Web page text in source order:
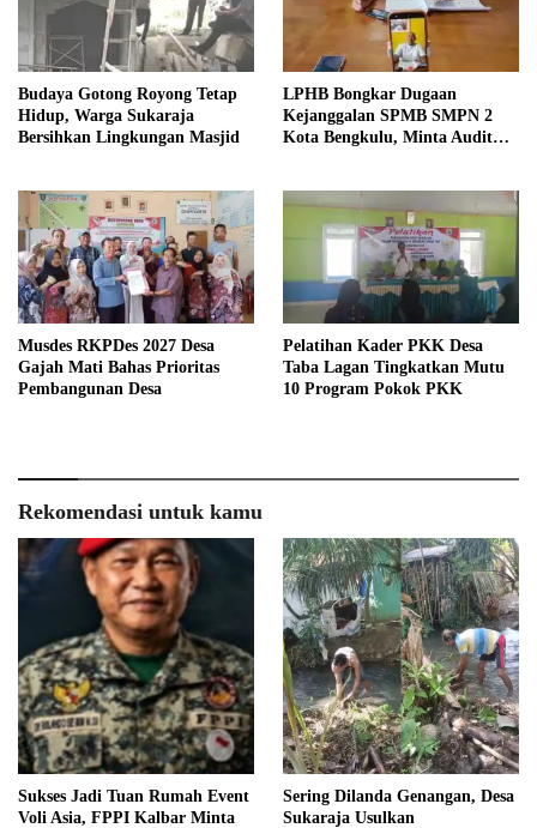
Budaya Gotong Royong Tetap
Hidup, Warga Sukaraja
Bersihkan Lingkungan Masjid
LPHB Bongkar Dugaan
Kejanggalan SPMB SMPN 2
Kota Bengkulu, Minta Audit
Musdes RKPDes 2027 Desa
Gajah Mati Bahas Prioritas
Pembangunan Desa
Pelatihan Kader PKK Desa
Taba Lagan Tingkatkan Mutu
10 Program Pokok PKK
Rekomendasi untuk kamu
Sukses Jadi Tuan Rumah Event
Voli Asia, FPPI Kalbar Minta
Sering Dilanda Genangan, Desa
Sukaraja Usulkan